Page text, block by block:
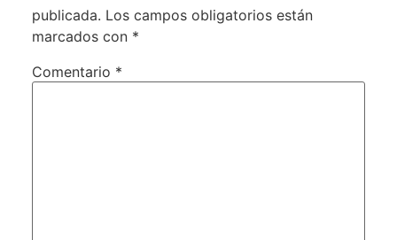
publicada. Los campos obligatorios están
marcados con *
Comentario *